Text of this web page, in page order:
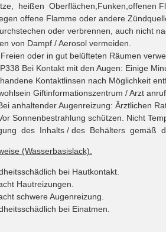
heißen Oberflächen,Funken,offenen
offene Flamme oder andere
oder verbrennen, auch nicht
von Dampf / Aerosol vermeiden.
oder in gut belüfteten Räumen
Bei Kontakt mit den Augen: Einige
Kontaktlinsen nach Möglichkeit
Giftinformationszentrum / Arzt
anhaltender Augenreizung: Ärztlichen
Sonnenbestrahlung schützen. Nicht
des Inhalts / des Behälters gemäß
(Wasserbasislack).
bei Hautkontakt.
Hautreizungen.
schwere Augenreizung.
bei Einatmen.